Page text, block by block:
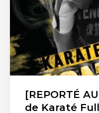
[REPORTÉ
de Karaté